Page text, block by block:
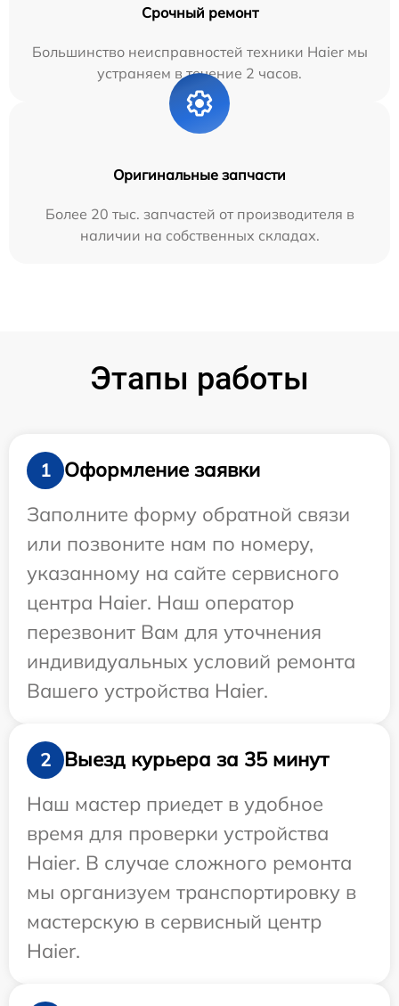
Срочный ремонт
Большинство неисправностей техники Haier мы
устраняем в течение 2 часов.
Оригинальные запчасти
Более 20 тыс. запчастей от производителя в
наличии на собственных складах.
Этапы работы
1
Оформление заявки
Заполните форму обратной связи
или позвоните нам по номеру,
указанному на сайте сервисного
центра Haier. Наш оператор
перезвонит Вам для уточнения
индивидуальных условий ремонта
Вашего устройства Haier.
2
Выезд курьера за 35 минут
Наш мастер приедет в удобное
время для проверки устройства
Haier. В случае сложного ремонта
мы организуем транспортировку в
мастерскую в сервисный центр
Haier.